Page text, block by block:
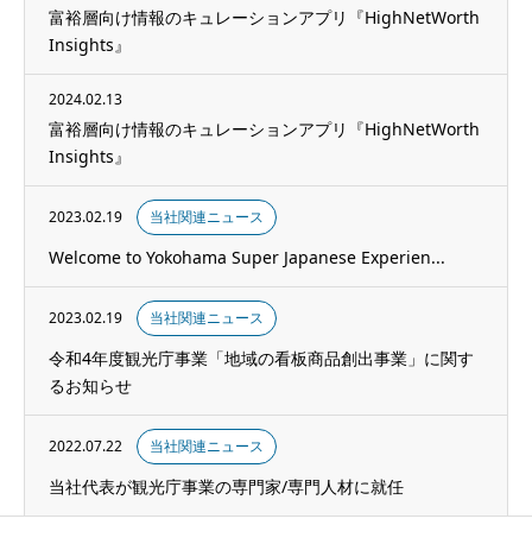
富裕層向け情報のキュレーションアプリ『HighNetWorth
Insights』
2024.02.13
富裕層向け情報のキュレーションアプリ『HighNetWorth
Insights』
2023.02.19 当社関連ニュース
Welcome to Yokohama Super Japanese Experien...
2023.02.19 当社関連ニュース
令和4年度観光庁事業「地域の看板商品創出事業」に関す
るお知らせ
2022.07.22 当社関連ニュース
当社代表が観光庁事業の専門家/専門人材に就任